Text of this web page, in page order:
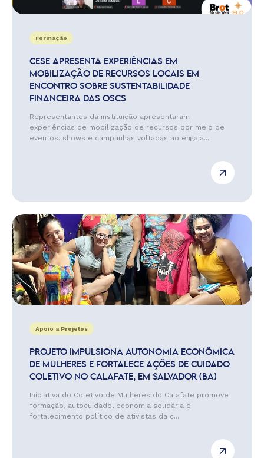
Formação
CESE APRESENTA EXPERIÊNCIAS EM
MOBILIZAÇÃO DE RECURSOS LOCAIS EM
ENCONTRO SOBRE SUSTENTABILIDADE
FINANCEIRA DAS OSCS
Representantes da instituição apresentaram
experiências de mobilização de recursos por meio de
eventos, shows e campanhas voltadas ao engaja...
Apoio a Projetos
PROJETO IMPULSIONA AUTONOMIA ECONÔMICA
DE MULHERES E FORTALECE AÇÕES DE CUIDADO
COLETIVO NO CALAFATE, EM SALVADOR (BA)
Iniciativa do Coletivo de Mulheres do Calafate promove
formação, autocuidado, economia solidária e
fortalecimento político de ativistas da c...